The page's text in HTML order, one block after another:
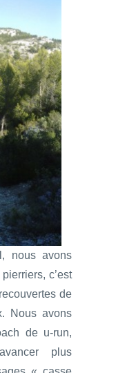
nous avons
c’est
de
Nous avons
de u-run,
plus